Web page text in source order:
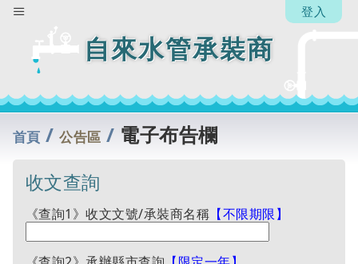
自來水管承裝商
登入
首頁 /公告區 / 電子布告欄
收文查詢
《查詢1》收文文號/承裝商名稱 【不限期限】